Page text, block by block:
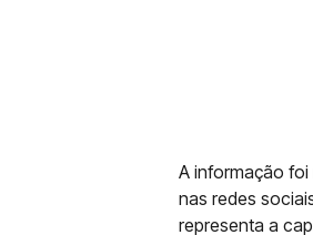
A informação foi
nas redes
representa a